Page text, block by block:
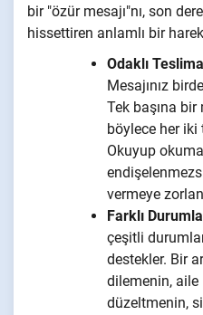
bir "özür mesajı"nı, son
hissettiren anlamlı bir
Odaklı
Mesajınız
Tek başına
böylece her iki
Okuyup
vermeye
Farklı
çeşitli
destekler. Bir
dilemenin,
düzeltmenin,